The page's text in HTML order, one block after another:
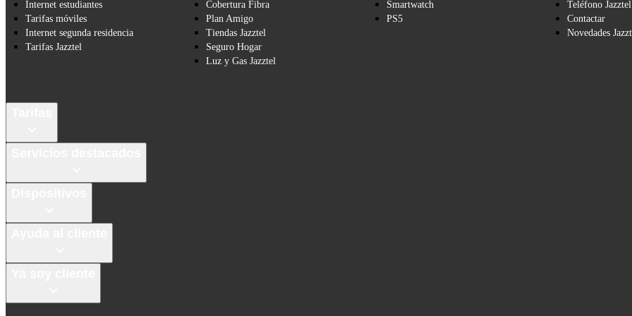
Internet estudiantes
Tarifas móviles
Internet segunda residencia
Tarifas Jazztel
Cobertura Fibra
Plan Amigo
Tiendas Jazztel
Seguro Hogar
Luz y Gas Jazztel
Smartwatch
PS5
Teléfono Jazztel
Contactar
Novedades